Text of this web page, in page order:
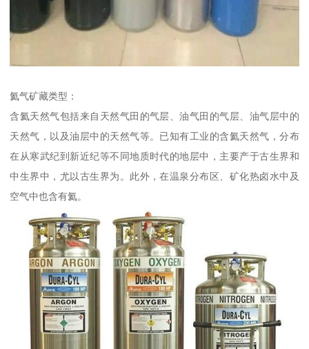
氦气矿藏类型：
含氦天然气包括来自天然气田的气层、油气田的气层、油气层中的
天然气，以及油层中的天然气等。已知有工业的含氦天然气，分布
在从寒武纪到新近纪等不同地质时代的地层中，主要产于古生界和
中生界中，尤以古生界为。此外，在温泉分布区、矿化热卤水中及
空气中也含有氦。